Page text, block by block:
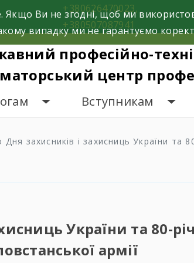
+380626470023,
+380507087941
професійно-
центр
Вступникам
Дня захисників і захисниць України та
України та 80-
армії
Ви не згодні, щоб ми
випадку ми не гарантуємо